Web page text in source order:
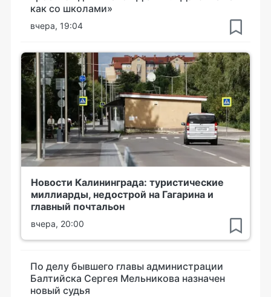
как со школами»
вчера, 19:04
Новости Калининграда: туристические
миллиарды, недострой на Гагарина и
главный почтальон
вчера, 20:00
По делу бывшего главы администрации
Балтийска Сергея Мельникова назначен
новый судья